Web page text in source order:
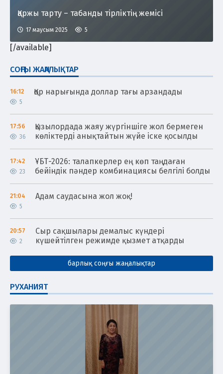
СОҢҒЫ ЖАҢАЛЫҚТАР
16:12
5
Қор нарығында доллар тағы арзандады
17:56
36
Қызылордада жаяу жүргіншіге жол бермеген
көліктерді анықтайтын жүйе іске қосылды
17:42
23
ҰБТ-2026: талапкерлер ең көп таңдаған
бейіндік пәндер комбинациясы белгілі болды
21:04
5
Адам саудасына жол жоқ!
20:57
2
Сыр сақшылары демалыс күндері
күшейтілген режимде қызмет атқарды
барлық соңғы жаңалықтар
РУХАНИЯТ
Қаржы тарту – табанды тірліктің жемісі
17 маусым 2025 5
[/available]